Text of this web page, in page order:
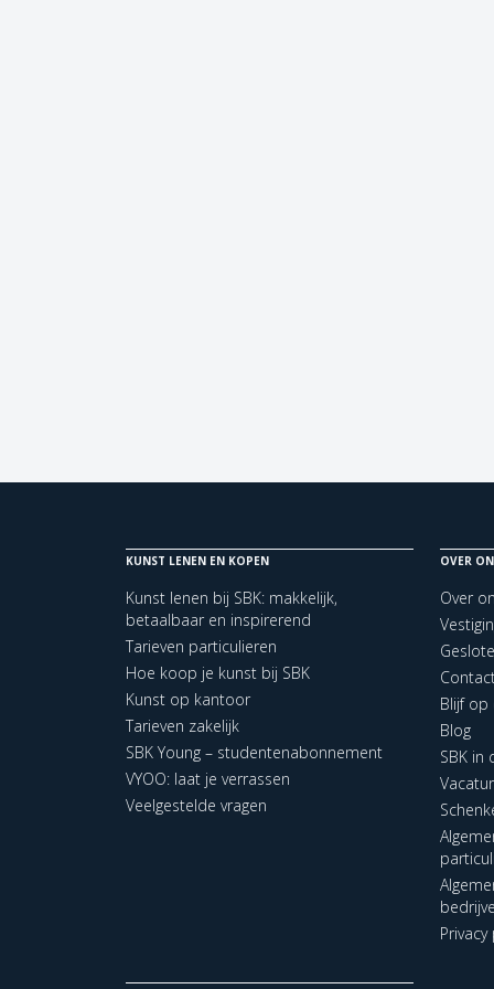
KUNST LENEN EN KOPEN
Kunst lenen bij SBK: makkelijk,
betaalbaar en inspirerend
Tarieven particulieren
Hoe koop je kunst bij SBK
Kunst op kantoor
Tarieven zakelijk
SBK Young – studentenabonnement
VYOO: laat je verrassen
Veelgestelde vragen
OVER
Over
Blijf op
Blog
SBK in